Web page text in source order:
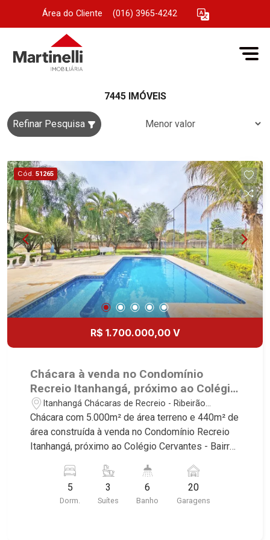
Área do Cliente (016) 3965-4242
7445 IMÓVEIS
Refinar Pesquisa
Cód. 51265
R$ 1.700.000,00 V
Chácara à venda no Condomínio
Recreio Itanhangá, próximo ao Colégio
Cervantes - Ribeirão Preto/SP.
Itanhangá Chácaras de Recreio - Ribeirão
Preto/SP
Chácara com 5.000m² de área terreno e 440m² de
área construída à venda no Condomínio Recreio
Itanhangá, próximo ao Colégio Cervantes - Bairro
Preto/SP. Conheça as características deste
imóvel que a Martinelli Imobiliária selecionou
para você: - 5.000m² de área terreno e 440m² de
5
Dorm.
3
Suítes
6
Banho
20
Garagens